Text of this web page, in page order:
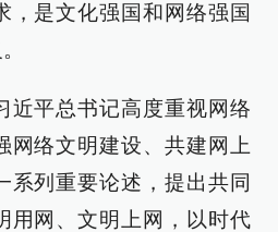
，是文化强国和网络强国
近平总书记高度重视网络
网络文明建设、共建网上
系列重要论述，提出共同
用网、文明上网，以时代